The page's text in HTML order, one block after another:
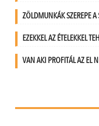
ZÖLDMUNKÁK SZEREPE A
EZEKKEL AZ ÉTELEKKEL
VAN AKI PROFITÁL AZ EL